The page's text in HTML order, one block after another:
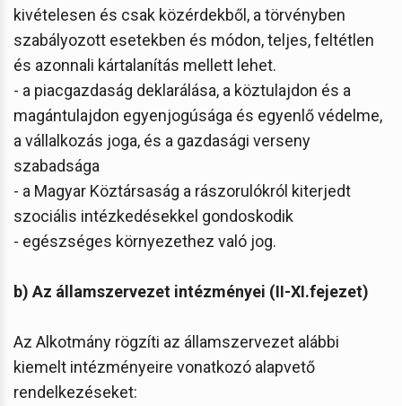
kivételesen és csak közérdekből, a törvényben
szabályozott esetekben és módon, teljes, feltétlen
és azonnali kártalanítás mellett lehet.
- a piacgazdaság deklarálása, a köztulajdon és a
magántulajdon egyenjogúsága és egyenlő védelme,
a vállalkozás joga, és a gazdasági verseny
szabadsága
- a Magyar Köztársaság a rászorulókról kiterjedt
szociális intézkedésekkel gondoskodik
- egészséges környezethez való jog.
b) Az államszervezet intézményei (II-XI.fejezet)
Az Alkotmány rögzíti az államszervezet alábbi
kiemelt intézményeire vonatkozó alapvető
rendelkezéseket: